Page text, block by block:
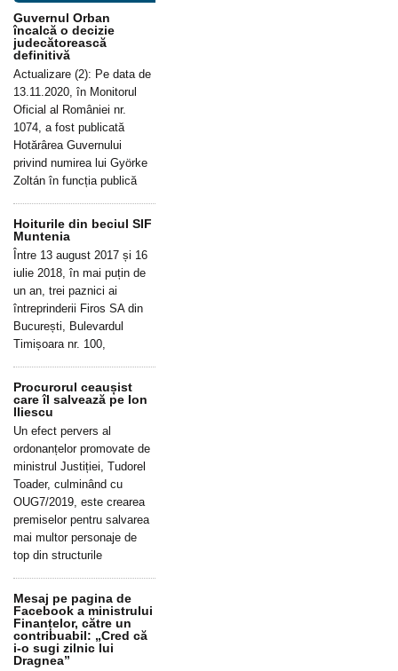
Guvernul Orban
încalcă o decizie
judecătorească
definitivă
Actualizare (2): Pe data de
13.11.2020, în Monitorul
Oficial al României nr.
1074, a fost publicată
Hotărârea Guvernului
privind numirea lui Györke
Zoltán în funcția publică
Hoiturile din beciul SIF
Muntenia
Între 13 august 2017 și 16
iulie 2018, în mai puțin de
un an, trei paznici ai
întreprinderii Firos SA din
București, Bulevardul
Timișoara nr. 100,
Procurorul ceaușist
care îl salvează pe Ion
Iliescu
Un efect pervers al
ordonanțelor promovate de
ministrul Justiției, Tudorel
Toader, culminând cu
OUG7/2019, este crearea
premiselor pentru salvarea
mai multor personaje de
top din structurile
Mesaj pe pagina de
Facebook a ministrului
Finanțelor, către un
contribuabil: „Cred că
i-o sugi zilnic lui
Dragnea”